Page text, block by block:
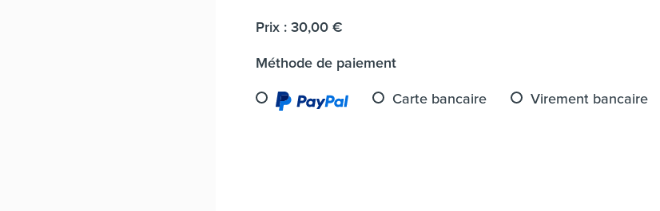
Prix : 30,00 €
Méthode de paiement
Carte bancaire
Virement bancaire